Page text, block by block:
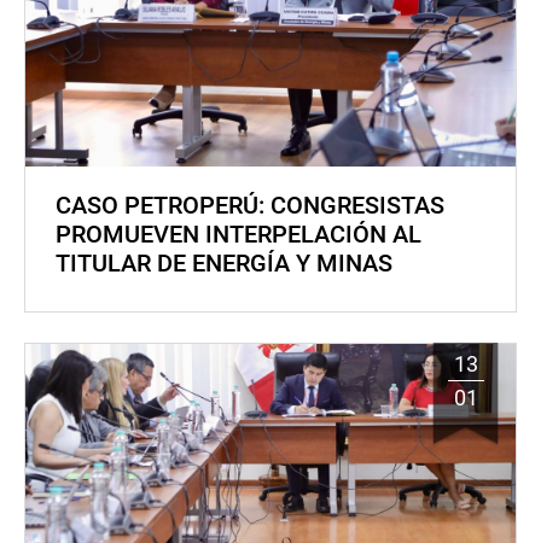
CASO PETROPERÚ: CONGRESISTAS
PROMUEVEN INTERPELACIÓN AL
TITULAR DE ENERGÍA Y MINAS
13
01